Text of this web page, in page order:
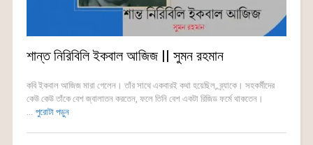
শান্ত নিরিবিলি ইকবাল আজিজ || সুমন রহমান
কবি ইকবাল আজিজ মারা গেলেন। তাঁর সাথে একবারই কথা হয়েছিল, ব্র্যাকে। সহকর্মীদের
কেউ কেউ তাঁকে বেশ জ্বালাতন করতেন, ফলে তিনি বেশ একটা রিজিড ফর্মে থাকতেন।
... পুরোটা পড়ুন